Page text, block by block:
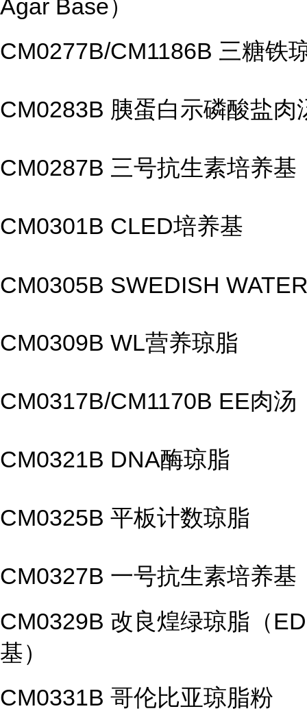
Agar Base）
CM0277B/CM1186B 三糖铁
CM0283B 胰蛋白示磷酸盐肉
CM0287B 三号抗生素培养基
CM0301B CLED培养基
CM0305B SWEDISH
CM0309B WL营养琼脂
CM0317B/CM1170B EE肉
CM0321B DNA酶琼脂
CM0325B 平板计数琼脂
CM0327B 一号抗生素培养基
CM0329B 改良煌绿琼脂（
基）
CM0331B 哥伦比亚琼脂粉